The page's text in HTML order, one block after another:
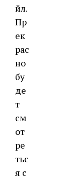
йл.
Пр
ек
рас
но
бу
де
т
см
от
ре
тьс
я с